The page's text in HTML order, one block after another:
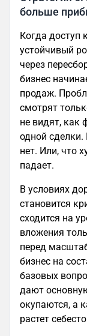
больше
Когда доступ
устойчивый
через
бизнес
продаж.
смотрят
не видят, как
одной сделки.
нет. Или, что
падает.
В условиях
становится
сходится на
вложения
перед
бизнес на
базовых
дают
окупаются, а
растет